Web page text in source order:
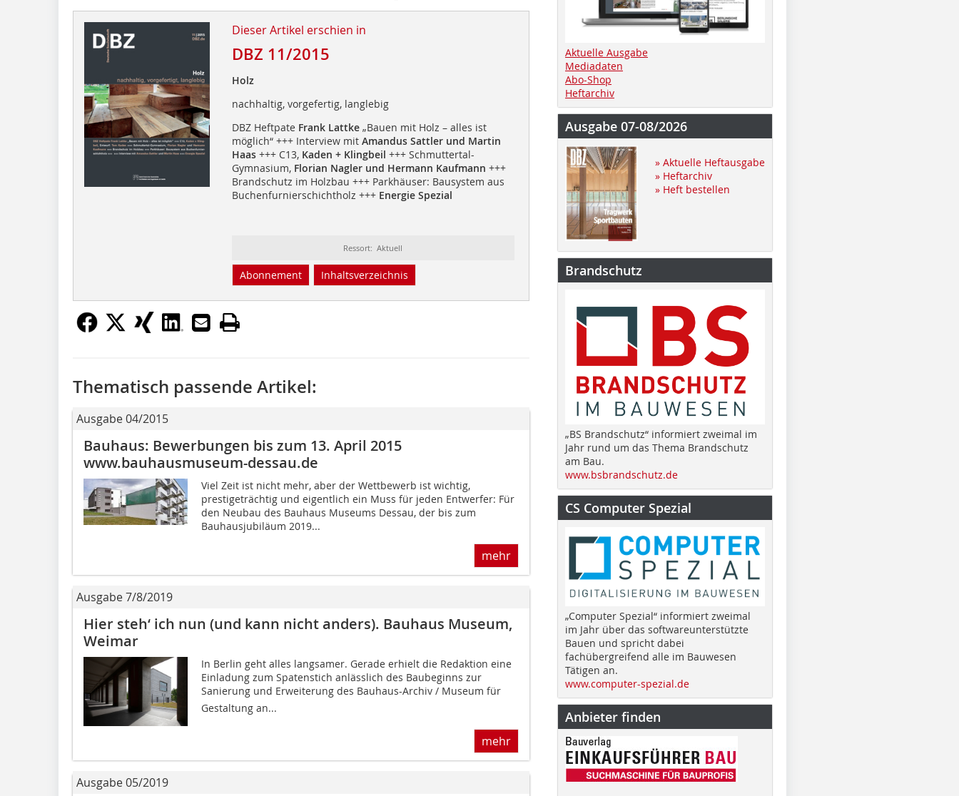
Dieser Artikel erschien in
DBZ 11/2015
Holz
nachhaltig, vorgefertig, langlebig
DBZ Heftpate Frank Lattke„Bauen mit Holz – alles ist
möglich“ +++ Interview mitAmandus Sattler und Martin
Haas+++ C13, Kaden + Klingbeil +++ Schmuttertal-
Gymnasium, Florian Nagler und Hermann Kaufmann +++
Brandschutz im Holzbau +++ Parkhäuser: Bausystem aus
Buchenfurnierschichtholz +++ Energie Spezial
Ressort: Aktuell
Abonnement Inhaltsverzeichnis
Thematisch passende Artikel:
Ausgabe 04/2015
Bauhaus: Bewerbungen bis zum 13. April 2015
www.bauhausmuseum-dessau.de
Viel Zeit ist nicht mehr, aber der Wettbewerb ist wichtig,
prestigeträchtig und eigentlich ein Muss für jeden Entwerfer: Für
den Neubau des Bauhaus Museums Dessau, der bis zum
Bauhausjubiläum 2019...
mehr
Ausgabe 7/8/2019
Hier steh‘ ich nun (und kann nicht anders). Bauhaus Museum,
Weimar
In Berlin geht alles langsamer. Gerade erhielt die Redaktion eine
Einladung zum Spatenstich anlässlich des Baubeginns zur
Sanierung und Erweiterung des Bauhaus-Archiv / Museum für
Gestaltung an...
mehr
Ausgabe 05/2019
Aktuelle Ausgabe
Mediadaten
Abo-Shop
Heftarchiv
Ausgabe 07-08/2026
» Aktuelle Heftausgabe
» Heftarchiv
» Heft bestellen
Brandschutz
„BS Brandschutz“ informiert zweimal im
Jahr rund um das Thema Brandschutz
am Bau.
www.bsbrandschutz.de
CS Computer Spezial
„Computer Spezial“ informiert zweimal
im Jahr über das softwareunterstützte
Bauen und spricht dabei
fachübergreifend alle im Bauwesen
Tätigen an.
www.computer-spezial.de
Anbieter finden